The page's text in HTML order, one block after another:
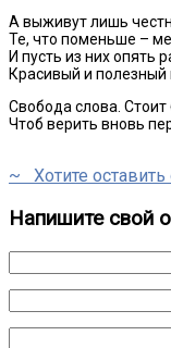
А выживут лишь
Те, что поменьше –
И пусть из них опять
Красивый и полезный
Свобода слова. Стоит
Чтоб верить вновь
~ Хотите
Напишите свой